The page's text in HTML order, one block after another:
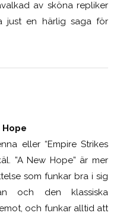
av sköna repliker
just en härlig saga för
Hope
eller “Empire Strikes
”A New Hope” är mer
som funkar bra i sig
och den klassiska
och funkar alltid att